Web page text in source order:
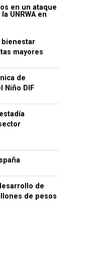
en un ataque
UNRWA en
bienestar
mayores
de
Niño DIF
de
de pesos